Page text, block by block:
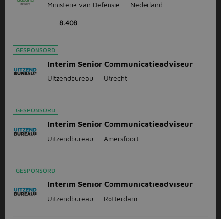
Ministerie van Defensie Nederland
8.408
GESPONSORD
Interim Senior Communicatieadviseur
Uitzendbureau Utrecht
GESPONSORD
Interim Senior Communicatieadviseur
Uitzendbureau Amersfoort
GESPONSORD
Interim Senior Communicatieadviseur
Uitzendbureau Rotterdam